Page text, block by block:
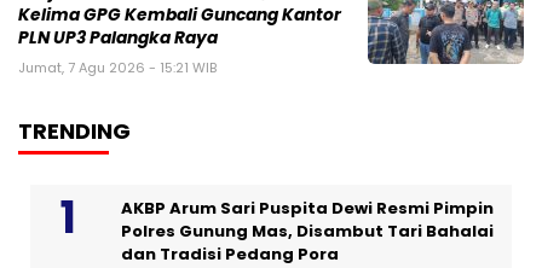
Kelima GPG Kembali Guncang Kantor
PLN UP3 Palangka Raya
Jumat, 7 Agu 2026 - 15:21 WIB
TRENDING
AKBP Arum Sari Puspita Dewi Resmi Pimpin
Polres Gunung Mas, Disambut Tari Bahalai
dan Tradisi Pedang Pora